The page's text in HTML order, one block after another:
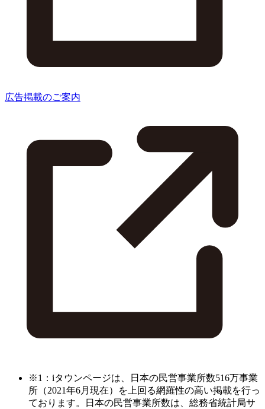
広告掲載のご案内
※1：iタウンページは、日本の民営事業所数516万事業
所（2021年6月現在）を上回る網羅性の高い掲載を行っ
ております。日本の民営事業所数は、総務省統計局サ